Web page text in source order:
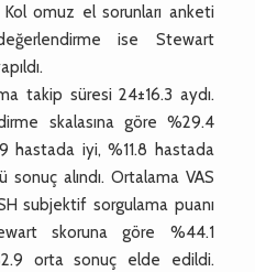
omuz el sorunları anketi
ise Stewart
takip süresi 24±16.3 aydı.
skalasına göre %29.4
hastada iyi, %11.8 hastada
alındı. Ortalama VAS
subjektif sorgulama puanı
skoruna göre %44.1
orta sonuç elde edildi.